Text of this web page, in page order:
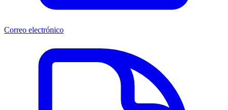
Correo electrónico